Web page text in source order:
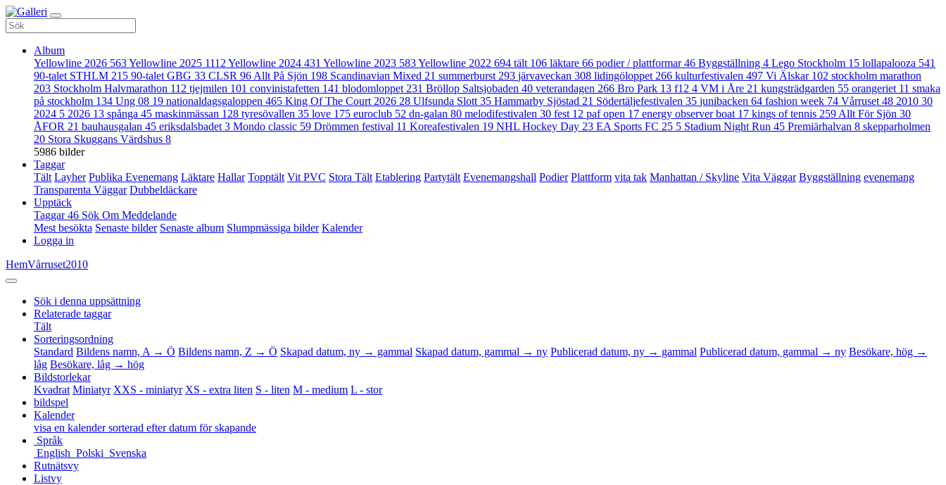
Album
Yellowline 2026 563Yellowline 2025 1112 Yellowline 2024 431 Yellowline 2023 583Yellowline 2022 694 tält 106 läktare 66 podier / plattformar46 Byggställning 4 Lego Stockholm 15 lollapalooza 541
90-talet STHLM 215 90-talet GBG 33 CLSR 96 Allt På Sjön 198 Scandinavian Mixed 21 summerburst 293 järvaveckan 308 lidingöloppet 266 kulturfestivalen 497 Vi Älskar 102 stockholm marathon
203 Stockholm Halvmarathon 112 tjejmilen 101 convinistafetten 141 blodomloppet 231 Bröllop Saltsjobaden 40 veterandagen 266 Bro Park 13 f12 4 VM i Åre 21 kungsträdgarden 55 orangeriet 11 smaka
på stockholm 134 Ung 08 19 nationaldagsgaloppen 465 King Of The Court 2026 28 Ulfsunda Slott 35 Hammarby Sjöstad 21 Södertäljefestivalen 35 junibacken 64 fashion week 74 Vårruset 48 2010 30
2024 5 2026 13 spånga 45 maskinmässan 128 tyresövallen 35 love 175 euroclub 52 dn-galan 80 melodifestivalen 30 fest 12 paf open 17 energy observer boat 17 kings of tennis 259 Allt För Sjön 30
ÅFOR 21 bauhausgalan 45 eriksdalsbadet 3 Mondo classic 59 Drömmen festival 11 Koreafestivalen 19 NHL Hockey Day 23 EA Sports FC 25 5 Stadium Night Run 45 Premiärhalvan 8 skepparholmen
20 Stora Skuggans Värdshus 8
5986 bilder
Taggar
Tält Layher Publika Evenemang Läktare Hallar Topptält Vit PVC Stora Tält Etablering Partytält Evenemangshall Podier Plattform vita tak Manhattan / Skyline Vita Väggar Byggställning evenemang
Transparenta Väggar Dubbeldäckare
Upptäck
Taggar46 Sök Om Meddelande
Mest besökta Senaste bilder Senaste album Slumpmässiga bilder Kalender
Logga in
HemVårruset2010
Sök i denna uppsättning
Relaterade taggar
Tält
Sorteringsordning
Standard Bildens namn, A → Ö Bildens namn, Z → Ö Skapad datum, ny → gammal Skapad datum, gammal → ny Publicerad datum, ny → gammal Publicerad datum, gammal → ny Besökare, hög →
låg Besökare, låg → hög
Bildstorlekar
Kvadrat Miniatyr XXS - miniatyr XS - extra liten S - liten M - medium L - stor
bildspel
Kalender
visa en kalender sorterad efter datum för skapande
Språk
English Polski Svenska
Rutnätsvy
Listvy